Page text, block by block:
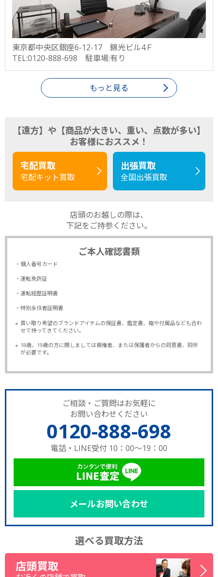
東京都中央区銀座6-12-17 錦光ビル4Ｆ
TEL:0120-888-698 駐車場:有り
もっと見る
【遠方】や【商品が大きい、重い、点数が多い】
お客様におススメ！
宅配買取
宅配キット買取
出張買取
全国出張買取
店頭のお越しの際は、
下記をご持参ください。
ご本人確認書類
・個人番号カード
・運転免許証
・運転経歴証明書
・特別永住者証明書
※ 買い取り希望のブランドアイテムの保証書、鑑定書、箱や付属品なども合わ
せて持ってきてください。
※ 18歳、19歳の方に関しましては親権者、または保護者からの同意書、同伴
が必要です。
ご相談・ご質問はお気軽に
お問い合わせください
0120-888-698
電話・LINE受付 10：00～19：00
メールお問い合わせ
選べる買取方法
店頭買取